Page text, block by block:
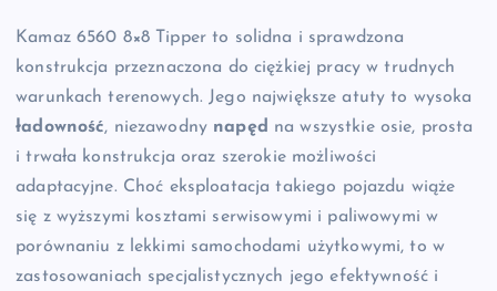
Kamaz 6560 8×8 Tipper to solidna i sprawdzona
konstrukcja przeznaczona do ciężkiej pracy w trudnych
warunkach terenowych. Jego największe atuty to wysoka
ładowność, niezawodny napęd na wszystkie osie, prosta
i trwała konstrukcja oraz szerokie możliwości
adaptacyjne. Choć eksploatacja takiego pojazdu wiąże
się z wyższymi kosztami serwisowymi i paliwowymi w
porównaniu z lekkimi samochodami użytkowymi, to w
zastosowaniach specjalistycznych jego efektywność i